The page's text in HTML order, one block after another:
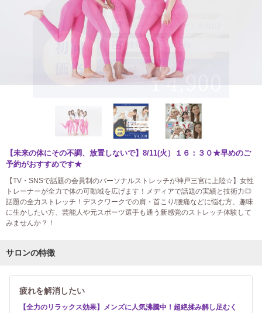
【未来の体にその不調、放置しないで】8/11(火）１６：３０★早めのご
予約がおすすめです★
【TV・SNSで話題の会員制のパーソナルストレッチが神戸三宮に上陸☆】女性
トレーナーが全力で体の可動域を広げます！メディアで話題の実績と技術力◎
話題の全力ストレッチ！デスクワークでの肩・首こり/腰痛などに悩む方、趣味
に生かしたい方、芸能人や元スポーツ選手も通う新感覚のストレッチ体験して
みませんか？！
サロンの特徴
疲れを解消したい
【全力のリラックス効果】メンズに人気沸騰中！超絶揉み解し足むく